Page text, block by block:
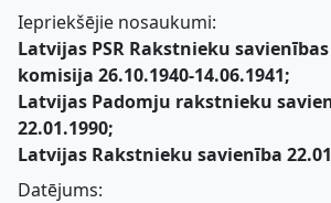
Iepriekšējie nosaukumi:
Latvijas PSR Rakstnieku
komisija 26.10.1940-14.06.1941;
Latvijas Padomju rakstnieku
22.01.1990;
Latvijas Rakstnieku savienība
Datējums: